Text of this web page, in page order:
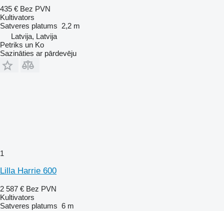
435 € Bez PVN
Kultivators
Satveres platums 2,2 m
Latvija, Latvija
Petriks un Ko
Sazināties ar pārdevēju
1
Lilla Harrie 600
2 587 € Bez PVN
Kultivators
Satveres platums 6 m